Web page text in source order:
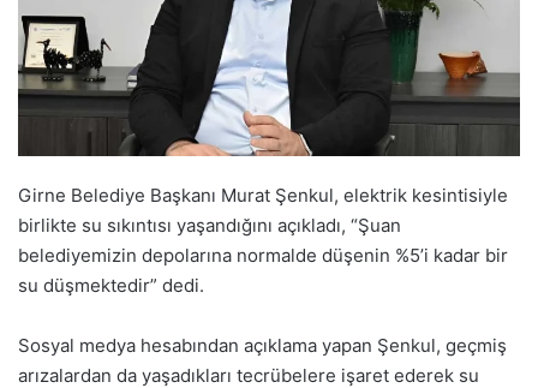
Girne Belediye Başkanı Murat Şenkul, elektrik kesintisiyle
birlikte su sıkıntısı yaşandığını açıkladı, “Şuan
belediyemizin depolarına normalde düşenin %5’i kadar bir
su düşmektedir” dedi.
Sosyal medya hesabından açıklama yapan Şenkul, geçmiş
arızalardan da yaşadıkları tecrübelere işaret ederek su